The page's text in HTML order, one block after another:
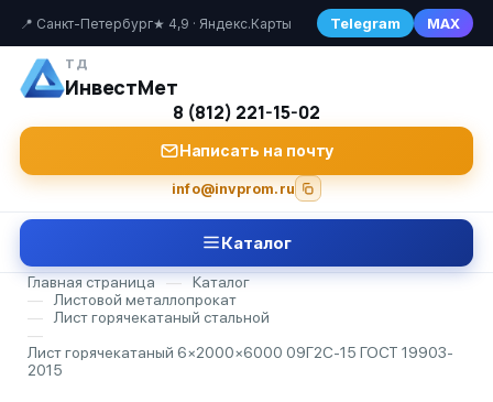
📍 Санкт-Петербург★ 4,9 · Яндекс.Карты Telegram MAX
ТД
ИнвестМет
8 (812) 221-15-02
Написать на почту
info@invprom.ru
Каталог
Главная страница —
Каталог
—
Листовой металлопрокат
—
Лист горячекатаный стальной
—
Лист горячекатаный 6×2000×6000 09Г2С-15 ГОСТ 19903-
2015